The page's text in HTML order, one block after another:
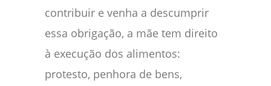
contribuir e venha a descumprir
essa obrigação, a mãe tem direito
à execução dos alimentos:
protesto, penhora de bens,